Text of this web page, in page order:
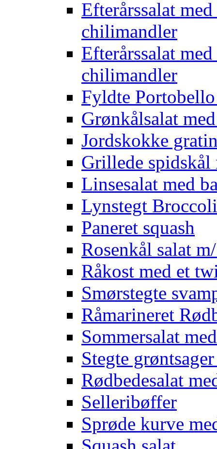
Efterårssalat
chilimandler
Efterårssalat
chilimandler
Fyldte
Grønkålsalat
Jordskokke
Grillede spidskål
Linsesalat med
Lynstegt Broccoli
Paneret squash
Rosenkål salat
Råkost med et
Smørstegte
Råmarineret
Sommersalat
Stegte
Rødbedesalat
Selleribøffer
Sprøde kurve